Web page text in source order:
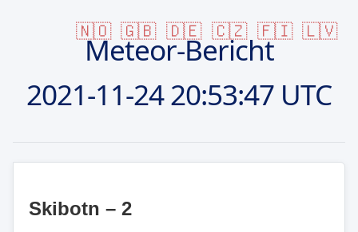
🇳🇴 🇬🇧 🇩🇪 🇨🇿 🇫🇮 🇱🇻
Meteor-Bericht
2021-11-2420:53:47 UTC
Skibotn – 2